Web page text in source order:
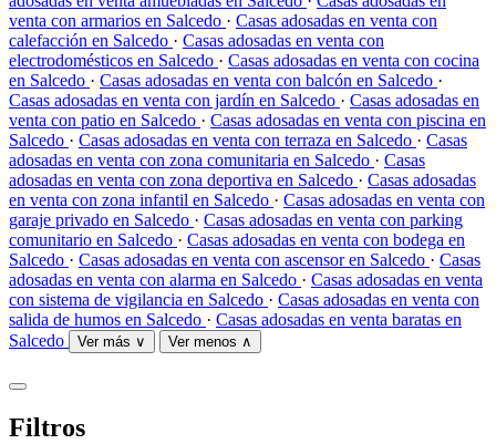
venta con armarios en Salcedo · Casas adosadas en venta con
calefacción en Salcedo · Casas adosadas en venta con
electrodomésticos en Salcedo · Casas adosadas en venta con cocina
en Salcedo · Casas adosadas en venta con balcón en Salcedo ·
Casas adosadas en venta con jardín en Salcedo · Casas adosadas en
venta con patio en Salcedo · Casas adosadas en venta con piscina en
Salcedo · Casas adosadas en venta con terraza en Salcedo · Casas
adosadas en venta con zona comunitaria en Salcedo · Casas
adosadas en venta con zona deportiva en Salcedo · Casas adosadas
en venta con zona infantil en Salcedo · Casas adosadas en venta con
garaje privado en Salcedo · Casas adosadas en venta con parking
comunitario en Salcedo · Casas adosadas en venta con bodega en
Salcedo · Casas adosadas en venta con ascensor en Salcedo · Casas
adosadas en venta con alarma en Salcedo · Casas adosadas en venta
con sistema de vigilancia en Salcedo · Casas adosadas en venta con
salida de humos en Salcedo · Casas adosadas en venta baratas en
Salcedo
Ver más ∨ Ver menos ∧
Filtros